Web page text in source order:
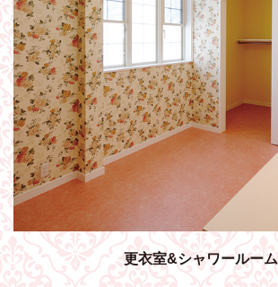
更衣室&シャワールーム